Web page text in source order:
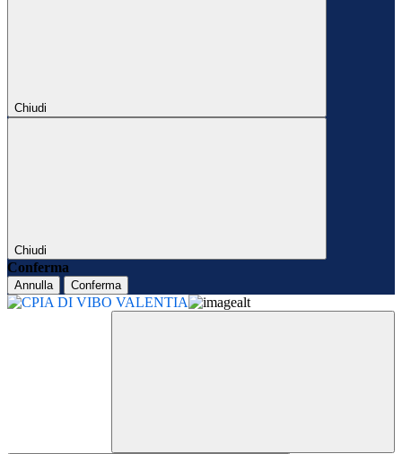
Chiudi
Chiudi
Conferma
Annulla Conferma